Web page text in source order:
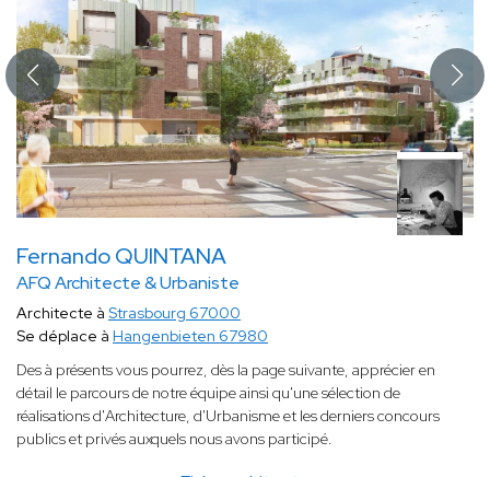
Fernando QUINTANA
AFQ Architecte & Urbaniste
Architecte à Strasbourg 67000
Se déplace à Hangenbieten 67980
Des à présents vous pourrez, dès la page suivante, apprécier en
détail le parcours de notre équipe ainsi qu'une sélection de
réalisations d'Architecture, d'Urbanisme et les derniers concours
publics et privés auxquels nous avons participé.